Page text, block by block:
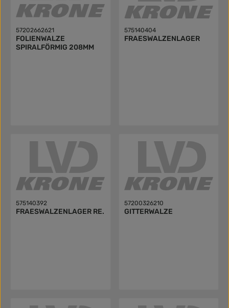
57202662621
FOLIENWALZE
SPIRALFÖRMIG 208MM
575140404
FRAESWALZENLAGER
575140392
FRAESWALZENLAGER RE.
57200326210
GITTERWALZE